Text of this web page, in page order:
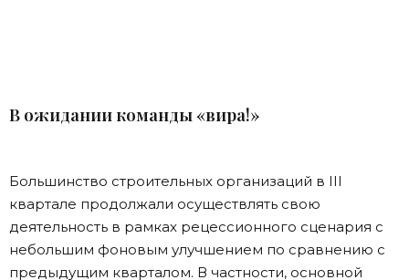
В ожидании команды «вира!»
Большинство строительных организаций в III
квартале продолжали осуществлять свою
деятельность в рамках рецессионного сценария с
небольшим фоновым улучшением по сравнению с
предыдущим кварталом. В частности, основной